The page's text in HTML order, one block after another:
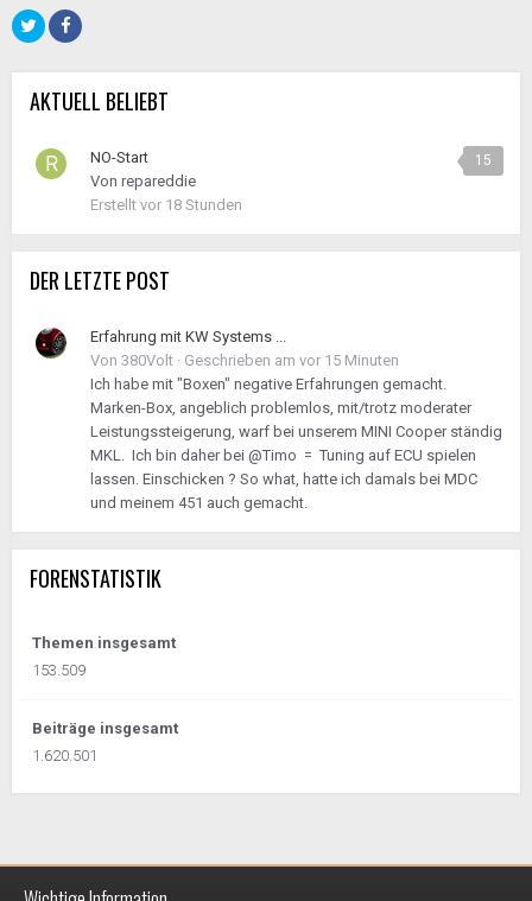
AKTUELL BELIEBT
15
NO-Start
Von repareddie
Erstellt vor 18 Stunden
DER LETZTE POST
Erfahrung mit KW Systems ...
Von 380Volt · Geschrieben am vor 15 Minuten
Ich habe mit "Boxen" negative Erfahrungen gemacht.
Marken-Box, angeblich problemlos, mit/trotz moderater
Leistungssteigerung, warf bei unserem MINI Cooper ständig
MKL. Ich bin daher bei @Timo = Tuning auf ECU spielen
lassen. Einschicken ? So what, hatte ich damals bei MDC
und meinem 451 auch gemacht.
FORENSTATISTIK
Themen insgesamt
153.509
Beiträge insgesamt
1.620.501